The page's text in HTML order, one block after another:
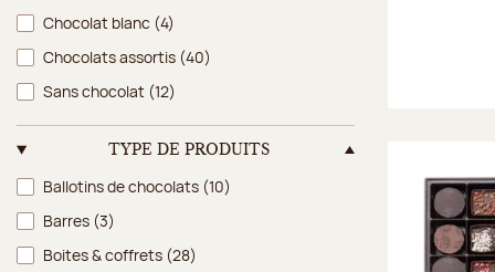
Chocolat blanc (4)
Chocolats assortis (40)
Sans chocolat (12)
TYPE DE PRODUITS
Type de produits
Ballotins de chocolats (10)
Barres (3)
Boites & coffrets (28)